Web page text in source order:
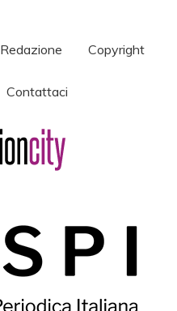
Redazione Copyright
Contattaci